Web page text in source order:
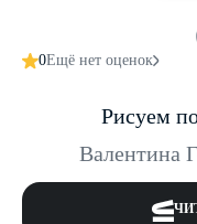
0Ещё нет оценок
Рисуем
Валентина